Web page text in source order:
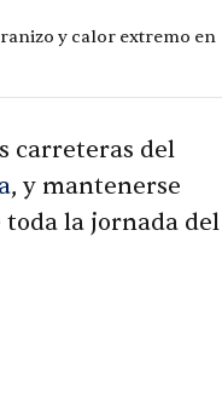
y calor extremo en
carreteras del
, y mantenerse
la jornada del